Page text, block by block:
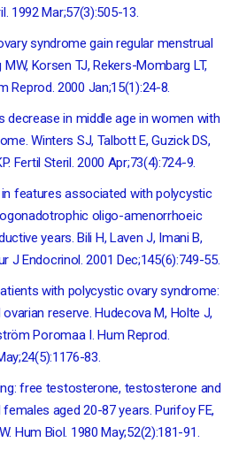
1992 Mar;57(3):505-13.
syndrome gain regular menstrual
Korsen TJ, Rekers-Mombarg LT,
Reprod. 2000 Jan;15(1):24-8.
in middle age in women with
Winters SJ, Talbott E, Guzick DS,
Fertil Steril. 2000 Apr;73(4):724-9.
features associated with polycystic
oligo-amenorrhoeic
years. Bili H, Laven J, Imani B,
J Endocrinol. 2001 Dec;145(6):749-55.
with polycystic ovary syndrome:
reserve. Hudecova M, Holte J,
Poromaa I. Hum Reprod.
83.
free testosterone, testosterone and
aged 20-87 years. Purifoy FE,
Hum Biol. 1980 May;52(2):181-91.